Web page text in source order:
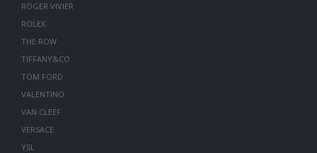
ROGER VIVIER
ROLEX
THE ROW
TIFFANY&CO
TOM FORD
VALENTINO
VAN CLEEF
VERSACE
YSL